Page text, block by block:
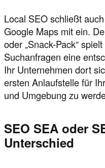
Local SEO schließt
Google Maps mit ein.
oder „Snack-Pack“
Suchanfragen eine
Ihr Unternehmen dort
ersten Anlaufstelle für
und Umgebung zu
SEO SEA oder
Unterschied